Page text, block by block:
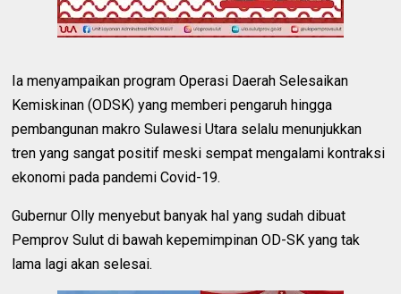
Ia menyampaikan program Operasi Daerah Selesaikan
Kemiskinan (ODSK) yang memberi pengaruh hingga
pembangunan makro Sulawesi Utara selalu menunjukkan
tren yang sangat positif meski sempat mengalami kontraksi
ekonomi pada pandemi Covid-19.
Gubernur Olly menyebut banyak hal yang sudah dibuat
Pemprov Sulut di bawah kepemimpinan OD-SK yang tak
lama lagi akan selesai.